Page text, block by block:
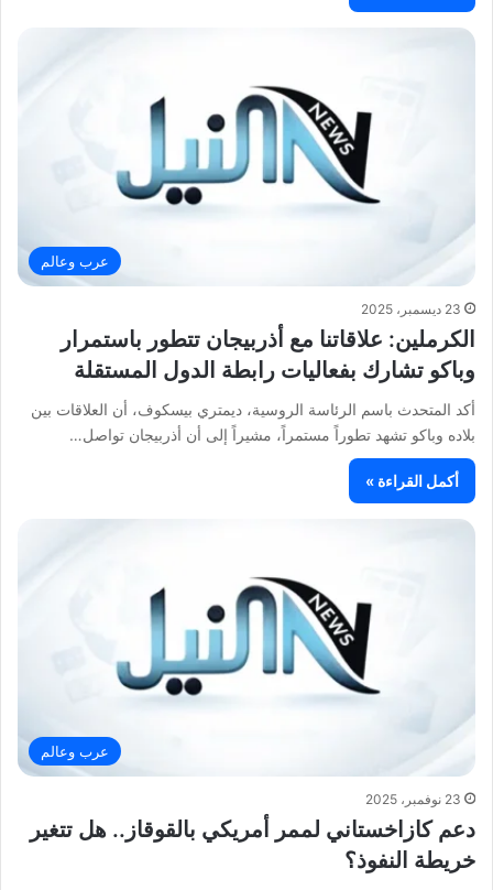
عرب وعالم
23 ديسمبر، 2025
الكرملين: علاقاتنا مع أذربيجان تتطور باستمرار
وباكو تشارك بفعاليات رابطة الدول المستقلة
أكد المتحدث باسم الرئاسة الروسية، ديمتري بيسكوف، أن العلاقات بين
بلاده وباكو تشهد تطوراً مستمراً، مشيراً إلى أن أذربيجان تواصل…
أكمل القراءة »
عرب وعالم
23 نوفمبر، 2025
دعم كازاخستاني لممر أمريكي بالقوقاز.. هل تتغير
خريطة النفوذ؟